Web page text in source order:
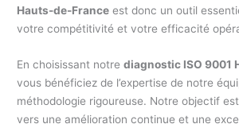
Hauts-de-France est donc un outil
votre compétitivité et votre efficacité
En choisissant notrediagnostic ISO 9001
vous bénéficiez de l’expertise de notre
méthodologie rigoureuse. Notre objectif
vers une amélioration continue et une